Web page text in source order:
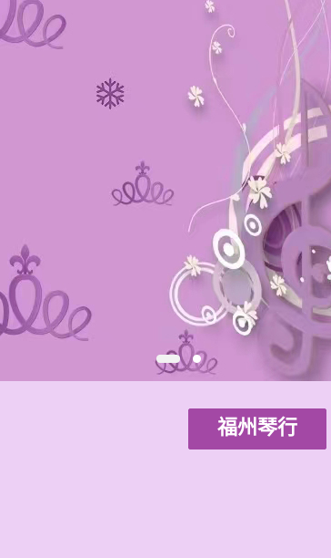
福州琴行